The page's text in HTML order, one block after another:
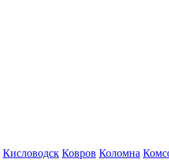
Кисловодск Ковров Коломна